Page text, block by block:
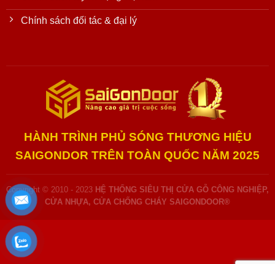
Chính sách đối tác & đại lý
HÀNH TRÌNH PHỦ SÓNG THƯƠNG HIỆU
SAIGONDOR TRÊN TOÀN QUỐC NĂM 2025
Copyright © 2010 - 2023 HỆ THỐNG SIÊU THỊ CỬA GỖ CÔNG NGHIỆP,
CỬA NHỰA, CỬA CHỐNG CHÁY SAIGONDOOR®